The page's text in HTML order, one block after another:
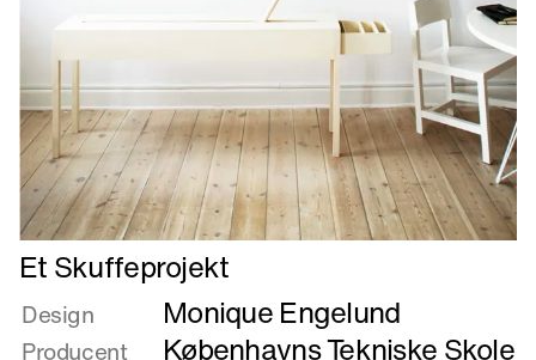
Læs
mere
om
Et
Et Skuffeprojekt
Design Monique Engelund
Producent Københavns Tekniske Skole